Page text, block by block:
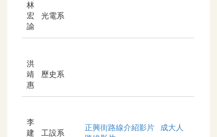
林
宏
諭
光電系
洪
靖
惠
歷史系
李
建
工設系
正興街路線介紹影片
成大人